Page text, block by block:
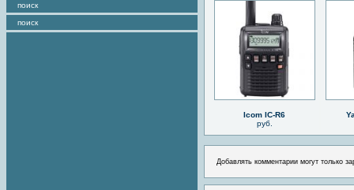
поиск
поиск
Icom IC-R6
руб.
Добавлять комментарии могут только